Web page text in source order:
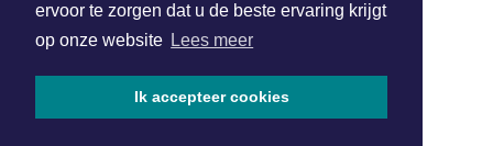
ervoor te zorgen dat u de beste ervaring krijgt
op onze website Lees meer
Ik accepteer cookies